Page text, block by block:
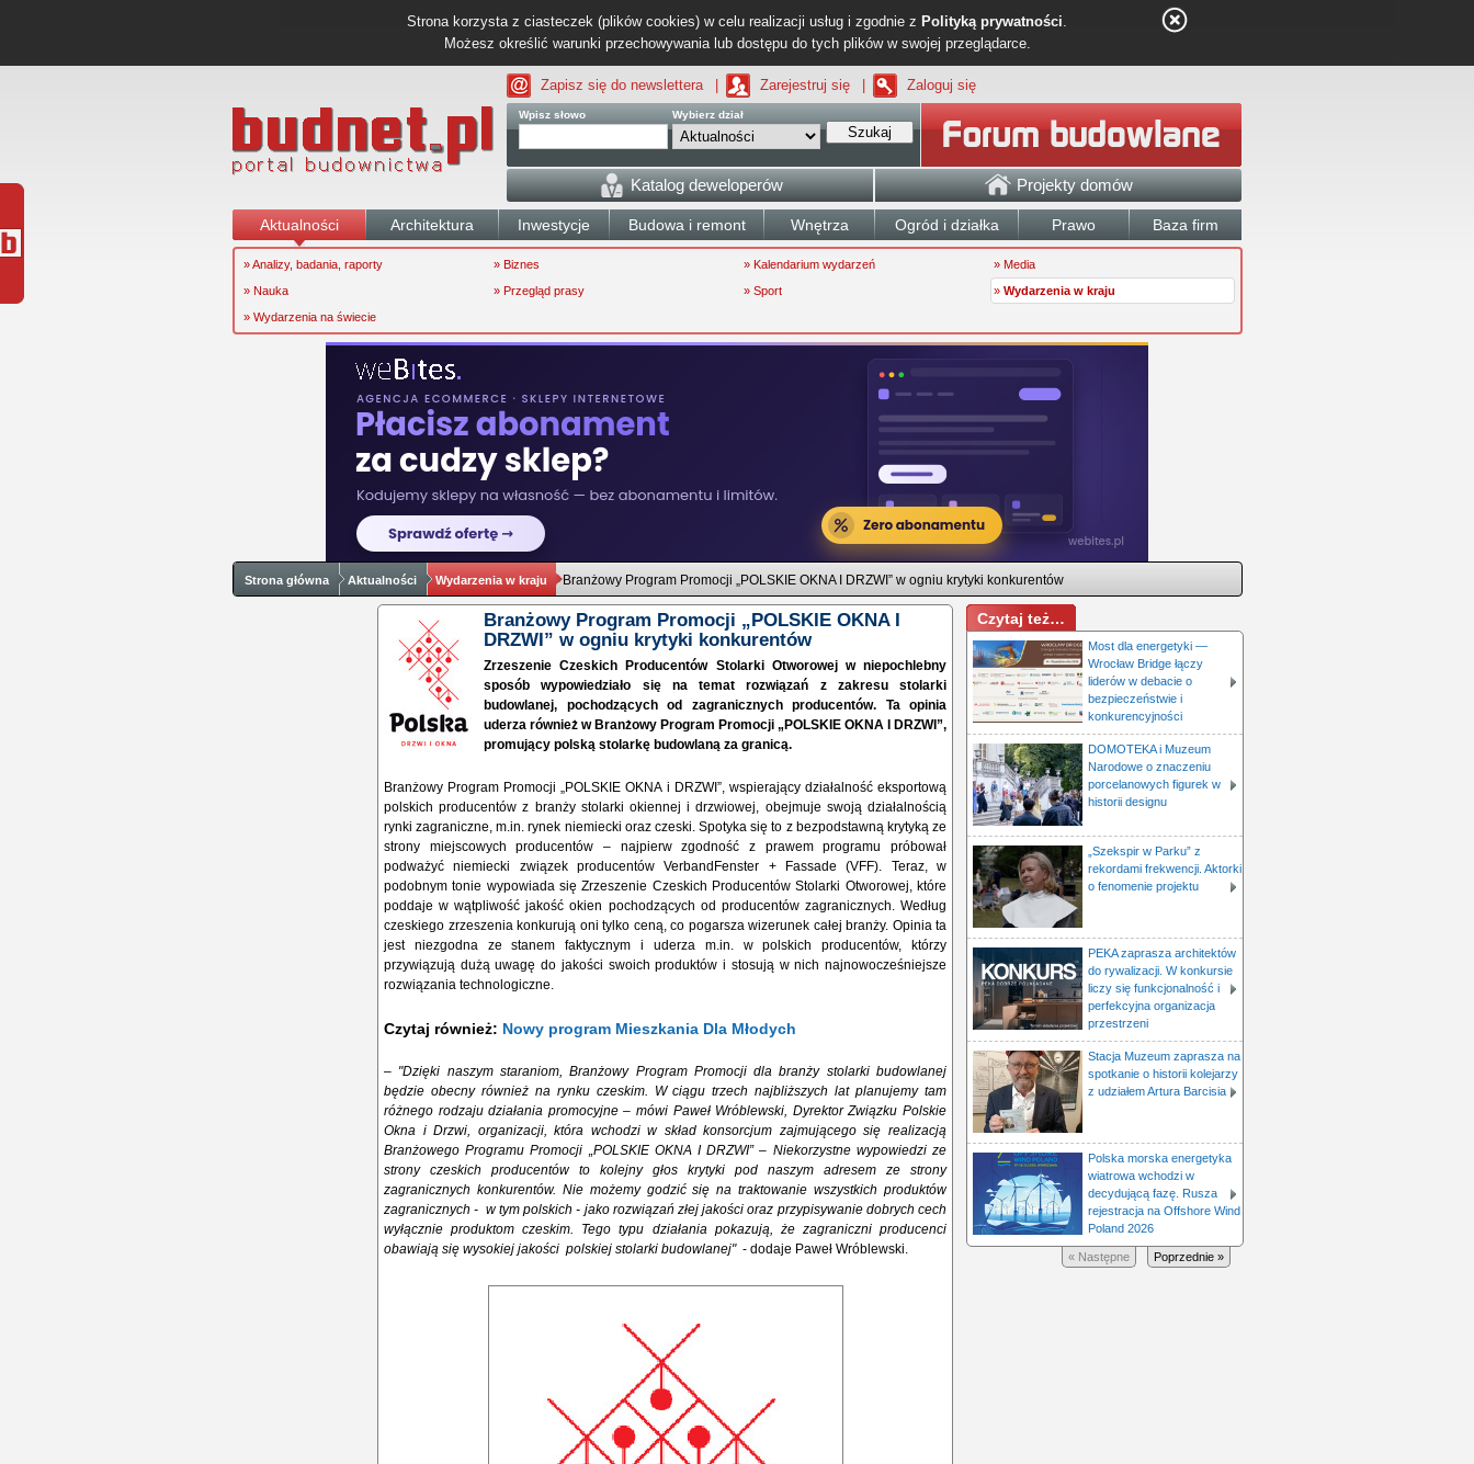
Strona korzysta z ciasteczek (plików cookies) w celu realizacji usług i zgodnie z Polityką prywatności.
Możesz określić warunki przechowywania lub dostępu do tych plików w swojej przeglądarce.
Zapisz się do newslettera Zarejestruj się Zaloguj się
Wpisz słowo Wybierz dział
Szukaj
Katalog deweloperów Projekty domów
Aktualności Architektura Inwestycje Budowa i remont Wnętrza Ogród i działka Prawo Baza firm
» Analizy, badania, raporty » Biznes » Kalendarium wydarzeń
» Media
» Nauka
» Przegląd prasy » Sport » Wydarzenia w kraju
» Wydarzenia na świecie
Strona główna Aktualności Wydarzenia w kraju Branżowy Program Promocji „POLSKIE OKNA I DRZWI” w ogniu krytyki konkurentów
Branżowy Program Promocji „POLSKIE OKNA I
DRZWI” w ogniu krytyki konkurentów
Zrzeszenie Czeskich Producentów Stolarki Otworowej w niepochlebny
sposób wypowiedziało się na temat rozwiązań z zakresu stolarki
budowlanej, pochodzących od zagranicznych producentów. Ta opinia
uderza również w Branżowy Program Promocji „POLSKIE OKNA I DRZWI”,
promujący polską stolarkę budowlaną za granicą.
Branżowy Program Promocji „POLSKIE OKNA i DRZWI”, wspierający działalność eksportową
polskich producentów z branży stolarki okiennej i drzwiowej, obejmuje swoją działalnością
rynki zagraniczne, m.in. rynek niemiecki oraz czeski. Spotyka się to z bezpodstawną krytyką ze
strony miejscowych producentów – najpierw zgodność z prawem programu próbował
podważyć niemiecki związek producentów VerbandFenster + Fassade (VFF). Teraz, w
podobnym tonie wypowiada się Zrzeszenie Czeskich Producentów Stolarki Otworowej, które
poddaje w wątpliwość jakość okien pochodzących od producentów zagranicznych. Według
czeskiego zrzeszenia konkurują oni tylko ceną, co pogarsza wizerunek całej branży. Opinia ta
jest niezgodna ze stanem faktycznym i uderza m.in. w polskich producentów, którzy
przywiązują dużą uwagę do jakości swoich produktów i stosują w nich najnowocześniejsze
rozwiązania technologiczne.
Czytaj również: Nowy program Mieszkania Dla Młodych
– "Dzięki naszym staraniom, Branżowy Program Promocji dla branży stolarki budowlanej
będzie obecny również na rynku czeskim. W ciągu trzech najbliższych lat planujemy tam
różnego rodzaju działania promocyjne – mówi Paweł Wróblewski, Dyrektor Związku Polskie
Okna i Drzwi, organizacji, która wchodzi w skład konsorcjum zajmującego się realizacją
Branżowego Programu Promocji „POLSKIE OKNA I DRZWI” – Niekorzystne wypowiedzi ze
strony czeskich producentów to kolejny głos krytyki pod naszym adresem ze strony
zagranicznych konkurentów. Nie możemy godzić się na traktowanie wszystkich produktów
zagranicznych - w tym polskich - jako rozwiązań złej jakości oraz przypisywanie dobrych cech
wyłącznie produktom czeskim. Tego typu działania pokazują, że zagraniczni producenci
obawiają się wysokiej jakości polskiej stolarki budowlanej" - dodaje Paweł Wróblewski.
Czytaj też…
Most dla energetyki —
Wrocław Bridge łączy
liderów w debacie o
bezpieczeństwie i
konkurencyjności
DOMOTEKA i Muzeum
Narodowe o znaczeniu
porcelanowych figurek w
historii designu
„Szekspir w Parku” z
rekordami frekwencji. Aktorki
o fenomenie projektu
PEKA zaprasza architektów
do rywalizacji. W konkursie
liczy się funkcjonalność i
perfekcyjna organizacja
przestrzeni
Stacja Muzeum zaprasza na
spotkanie o historii kolejarzy
z udziałem Artura Barcisia
Polska morska energetyka
wiatrowa wchodzi w
decydującą fazę. Rusza
rejestracja na Offshore Wind
Poland 2026
Poprzednie »
« Następne